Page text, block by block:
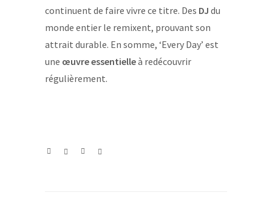
continuent de faire vivre ce titre. Des DJ du
monde entier le remixent, prouvant son
attrait durable. En somme, ‘Every Day’ est
une œuvre essentielleà redécouvrir
régulièrement.